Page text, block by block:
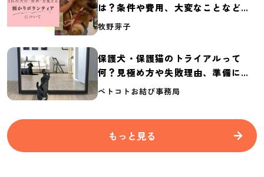
は？条件や費用、大変なことなど紹
介
牧野芽子
保護犬・保護猫のトライアルって
何？見極め方や失敗理由、準備に必
要なものを紹介
ペトコトお結び事務局
もっと見る